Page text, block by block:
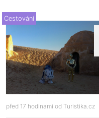
Cestování
před 17 hodinami od Turistika.cz